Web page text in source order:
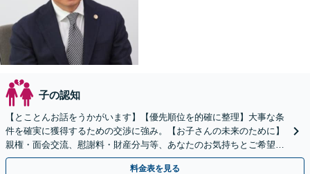
子の認知
【とことんお話をうかがいます】【優先順位を的確に整理】大事な条
件を確実に獲得するための交渉に強み。【お子さんの未来のために】
親権・面会交流、慰謝料・財産分与等、あなたのお気持ちとご希望を
聞かせてください！【完全個室／子連れ相談可】
料金表を見る